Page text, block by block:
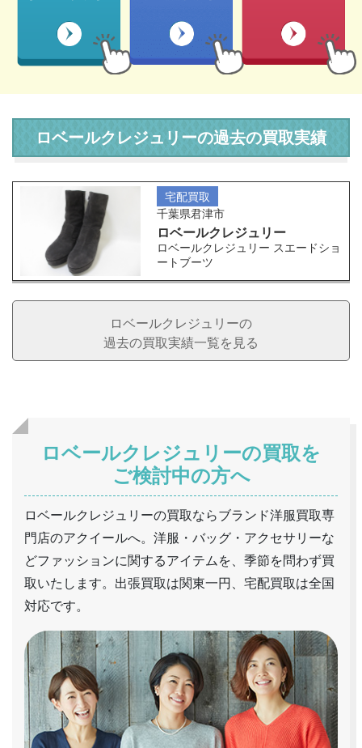
ロベールクレジュリーの過去の買取実績
宅配買取
千葉県君津市
ロベールクレジュリー
ロベールクレジュリー スエードショ
ートブーツ
ロベールクレジュリーの
過去の買取実績一覧を見る
ロベールクレジュリーの買取を
ご検討中の方へ
ロベールクレジュリーの買取ならブランド洋服買取専
門店のアクイールへ。洋服・バッグ・アクセサリーな
どファッションに関するアイテムを、季節を問わず買
取いたします。出張買取は関東一円、宅配買取は全国
対応です。